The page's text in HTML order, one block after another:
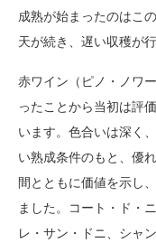
成熟が始まったのはこ
天が続き、遅い収穫が
赤ワイン（ピノ・ノワ
ったことから当初は評
います。色合いは深く
い熟成条件のもと、優
間とともに価値を示し
ました。コート・ド・
レ・サン・ドニ、シャ